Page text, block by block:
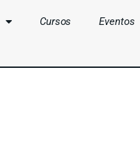
Cursos Eventos